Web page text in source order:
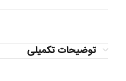
توضیحات تکمیلی